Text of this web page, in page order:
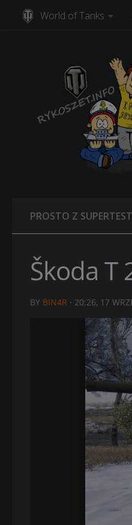
Skip to content
World of Tanks
PROSTO Z
Škoda T
BY BIN4R · 20:26, 17